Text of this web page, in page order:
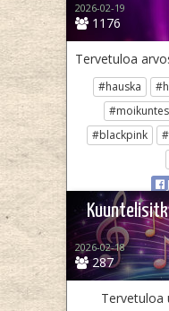
1176
2026-02-19
Tervetuloa
#hauska
#blackpink
287
2026-02-18
Tervetuloa